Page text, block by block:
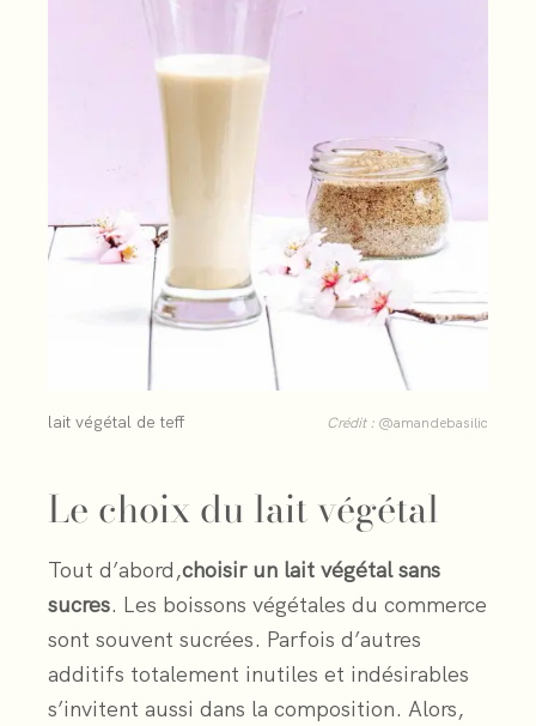
lait végétal de teff Crédit : @amandebasilic
Le choix du lait végétal
Tout d’abord,choisir un lait végétal sans
sucres. Les boissons végétales du commerce
sont souvent sucrées. Parfois d’autres
additifs totalement inutiles et indésirables
s’invitent aussi dans la composition. Alors,